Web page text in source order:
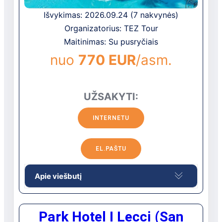
paplūdimyje: skėčiai, gultai už
papildomą mokestį
Vaikams
vaikų klubas yra
paauglių klubas
Viešbučio teritorijoje
restoranai: 4
barai: 3
baseinai: 3
gydytojo kabinetas yra
belaidis internetas -viešosiose
vietose
parduotuvė yra
Išvykimas: 2026.09.24 (7 nakvynės)
Organizatorius: TEZ Tour
Maitinimas: Su pusryčiais
nuo 770 EUR/asm.
UŽSAKYTI:
INTERNETU
EL.PAŠTU
Apie viešbutį
Venturina Termėse, apie 70 km iki
Grosseto oro uosto, apie 5 km iki
Park Hotel I Lecci (San